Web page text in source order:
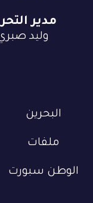
البحرين
ملفات
الوطن سبورت
مدير
وليد